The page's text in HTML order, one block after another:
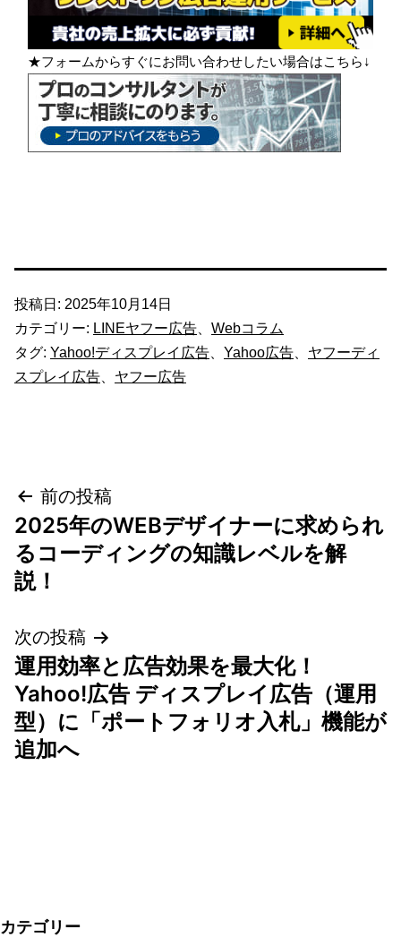
★フォームからすぐにお問い合わせしたい場合はこちら↓
投稿日: 2025年10月14日
カテゴリー: LINEヤフー広告
Webコラム
タグ: Yahoo!ディスプレイ広告 Yahoo広告
ヤフーディ
スプレイ広告
ヤフー広告
投
稿
ナ
ビ
ゲ
ー
シ
前の投稿
2025年のWEBデザイナーに求められ
るコーディングの知識レベルを解
説！
次の投稿
運用効率と広告効果を最大化！
Yahoo!広告 ディスプレイ広告（運用
型）に「ポートフォリオ入札」機能が
追加へ
カテゴリー